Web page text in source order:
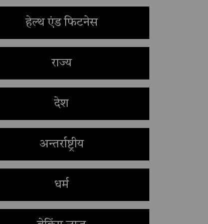
हेल्थ एंड फिटनेस
राज्य
देश
अन्तर्राष्ट्रीय
धर्म